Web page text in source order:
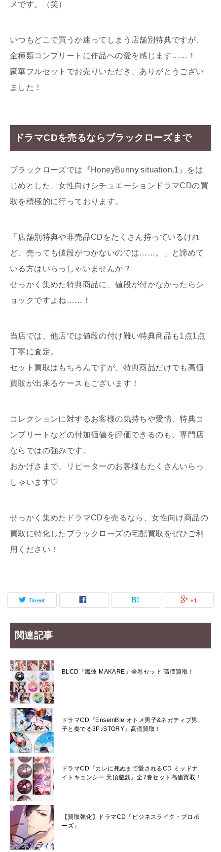
メです。（笑）
いつもどこで買うか迷ってしまう店舗別特典ですが、
全種類コンプリートに作品への愛を感じます……！
豪華フルセットでお売りいただき、ありがとうござい
ました！
ドラマCDを売るならブラックローズまで
ブラックローズでは『HoneyBunny situation.1』をは
じめとした、女性向けシチュエーションドラマCDの買
取を積極的に行っております。
「店舗別特典や非売品CDをたくさん持っているけれ
ど、売っても値段がつかないのでは……。」と諦めて
いる方はいらっしゃいませんか？
せっかく集めた特典商品に、値段が付かなかったらシ
ョックですよね……！
当店では、他店では値段の付け難い特典商品も1点1点
丁寧に査定。
セット買取はもちろんですが、特典商品だけでも高価
買取が出来るケースもございます！
コレクションに対するお客様の気持ちや愛情、特典コ
ンプリートなどの付加価値を評価できるのも、専門店
ならではの強みです。
おかげさまで、リピーターのお客様もたくさんいらっ
しゃいます♡
せっかく集めたドラマCDを売るなら、女性向け商品の
買取に特化したブラックローズの宅配買取をぜひご利
用ください！
Tweet +1
関連記事
BLCD『魔彼 MAKARE』全巻セット 高価買取！
ドラマCD『EnsemBle オトメ男子&ネガティブ男
子と奏でる3P♪STORY』高価買取！
ドラマCD『カレに死ぬまで愛されるCD ミッドナ
イトキョンシー 天頂遊戯』全7巻セット高価買取！
【買取強化】ドラマCD『ビジネスライク・プロポ
ーズ』